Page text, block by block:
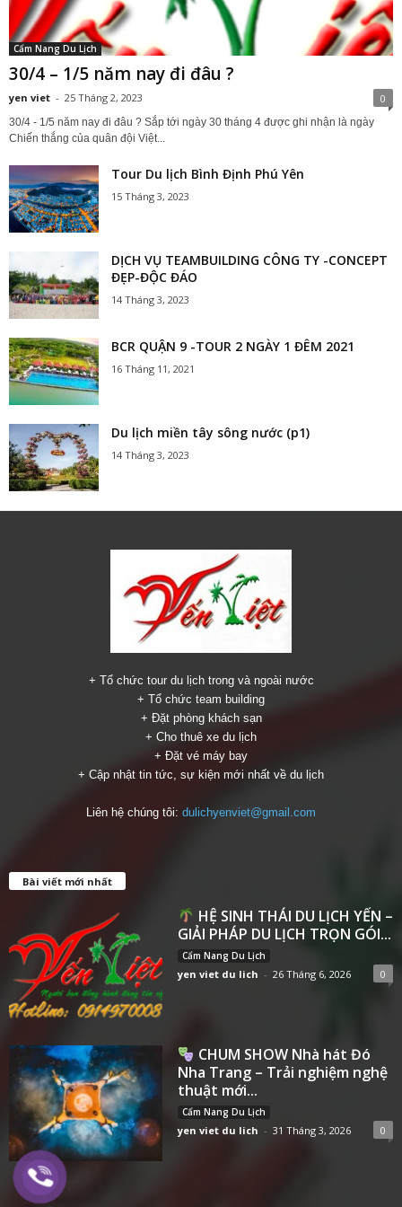
Cẩm Nang Du Lịch
30/4 – 1/5 năm nay đi đâu ?
yen viet - 25 Tháng 2, 2023 0
30/4 - 1/5 năm nay đi đâu ? Sắp tới ngày 30 tháng 4 được ghi nhận là ngày
Chiến thắng của quân đội Việt...
Tour Du lịch Bình Định Phú Yên
15 Tháng 3, 2023
DỊCH VỤ TEAMBUILDING CÔNG TY -CONCEPT
ĐẸP-ĐỘC ĐÁO
14 Tháng 3, 2023
BCR QUẬN 9 -TOUR 2 NGÀY 1 ĐÊM 2021
16 Tháng 11, 2021
Du lịch miền tây sông nước (p1)
14 Tháng 3, 2023
+ Tổ chức tour du lịch trong và ngoài nước
+ Tổ chức team building
+ Đặt phòng khách sạn
+ Cho thuê xe du lịch
+ Đặt vé máy bay
+ Cập nhật tin tức, sự kiện mới nhất về du lịch
Liên hệ chúng tôi: dulichyenviet@gmail.com
Bài viết mới nhất
HỆ SINH THÁI DU LỊCH YẾN –
GIẢI PHÁP DU LỊCH TRỌN GÓI...
Cẩm Nang Du Lịch
yen viet du lich - 26 Tháng 6, 2026 0
CHUM SHOW Nhà hát Đó
Nha Trang – Trải nghiệm nghệ
thuật mới...
Cẩm Nang Du Lịch
yen viet du lich - 31 Tháng 3, 2026 0